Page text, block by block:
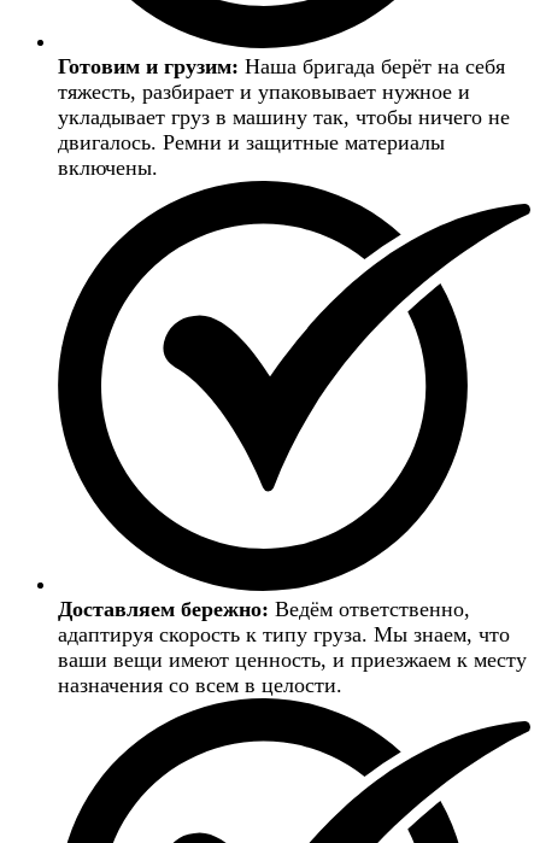
Готовим и грузим: Наша бригада берёт на себя
тяжесть, разбирает и упаковывает нужное и
укладывает груз в машину так, чтобы ничего не
двигалось. Ремни и защитные материалы
включены.
Доставляем бережно: Ведём ответственно,
адаптируя скорость к типу груза. Мы знаем, что
ваши вещи имеют ценность, и приезжаем к месту
назначения со всем в целости.